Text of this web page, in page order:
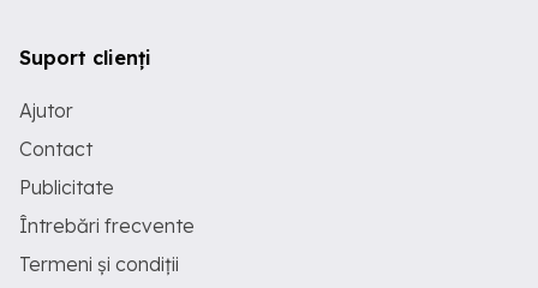
Suport clienți
Ajutor
Contact
Publicitate
Întrebări frecvente
Termeni și condiții